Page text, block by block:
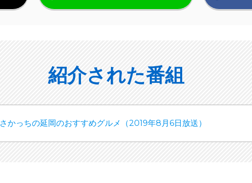
紹介された番組
さかっちの延岡のおすすめグルメ（2019年8月6日放送）